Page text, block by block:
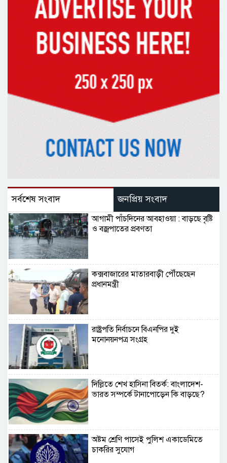
সর্বশেষ সংবাদ জনপ্রিয় সংবাদ
আগামী পাঁচদিনের আবহাওয়া : বাড়ছে বৃষ্টি
ও বজ্রপাতের প্রবণতা
কক্সবাজারের মাতারবাড়ী পৌঁছেছেন
প্রধানমন্ত্রী
রাষ্ট্রপতি নির্বাচনে বিএনপির দুই
মনোনয়নপত্র সংগ্রহ
দিল্লিতে শেখ হাসিনা বিতর্ক: বাংলাদেশ-
ভারত সম্পর্কে টানাপোড়েন কি বাড়ছে?
অষ্টম শ্রেণি পাসেই পুলিশ একাডেমিতে
চাকরির সুযোগ